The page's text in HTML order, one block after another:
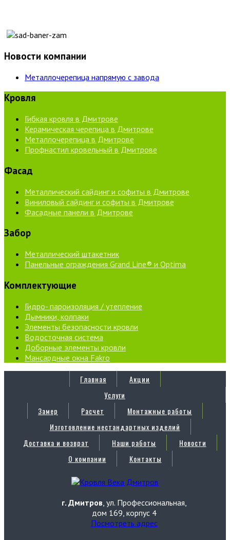
Новости компании
Металлочерепица напрямую с завода
Кровля
Гибкая кровля в Дмитрове
Керамическая черепица в Дмитрове
Металлочерепица в Дмитрове
Профнастил кровельный в Дмитрове
Фасад
Металлический сайдинг и софиты в Дмитрове
Виниловый сайдинг и софиты в Дмитрове
Фасадные панели в Дмитрове
Забор
Металлический штакетник
Панельные ограждения Grand Line® и Optima
Комплектующие
Гидро- пароизоляция / утепление
Дымники, колпаки
Элементы безопасности кровли
Водосточная система
Доборные элементы кровли
Мансардные окна Fakro
Главная
Акции
Услуги
Замер
Расчет
Монтажные работы
Изготовление нестандартных изделий
Доставка и возврат
Наши работы
Новости
О компании
Контакты
г. Дмитров , ул. Профессиональная,
дом 169, корпус 4
Посмотреть адрес